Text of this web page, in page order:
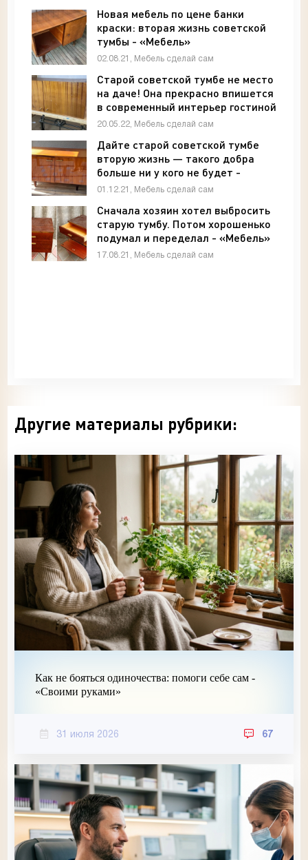
Новая мебель по цене банки
краски: вторая жизнь советской
тумбы - «Мебель»
02.08.21, Мебель сделай сам
Старой советской тумбе не место
на даче! Она прекрасно впишется
в современный интерьер гостиной
- «Мебель»
20.05.22, Мебель сделай сам
Дайте старой советской тумбе
вторую жизнь — такого добра
больше ни у кого не будет -
«Мебель»
01.12.21, Мебель сделай сам
Сначала хозяин хотел выбросить
старую тумбу. Потом хорошенько
подумал и переделал - «Мебель»
17.08.21, Мебель сделай сам
Другие материалы рубрики:
Как не бояться одиночества: помоги себе сам -
«Своими руками»
31 июля 2026 67